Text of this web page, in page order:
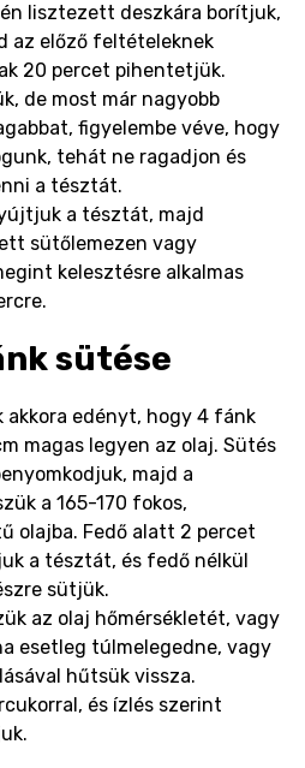
lisztezett deszkára borítjuk,
az előző feltételeknek
20 percet pihentetjük.
de most már nagyobb
figyelembe véve, hogy
tehát ne ragadjon és
a tésztát.
a tésztát, majd
sütőlemezen vagy
kelesztésre alkalmas
sütése
edényt, hogy 4 fánk
magas legyen az olaj. Sütés
majd a
a 165-170 fokos,
olajba. Fedő alatt 2 percet
a tésztát, és fedő nélkül
sütjük.
az olaj hőmérsékletét, vagy
esetleg túlmelegedne, vagy
hűtsük vissza.
és ízlés szerint